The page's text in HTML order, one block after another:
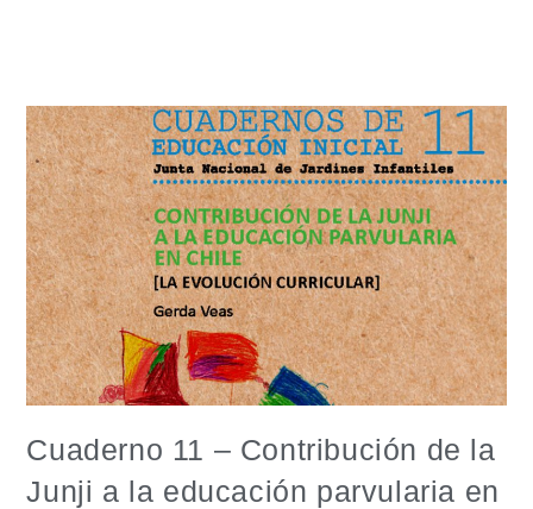
Cuaderno 11 – Contribución de la
Junji a la educación parvularia en